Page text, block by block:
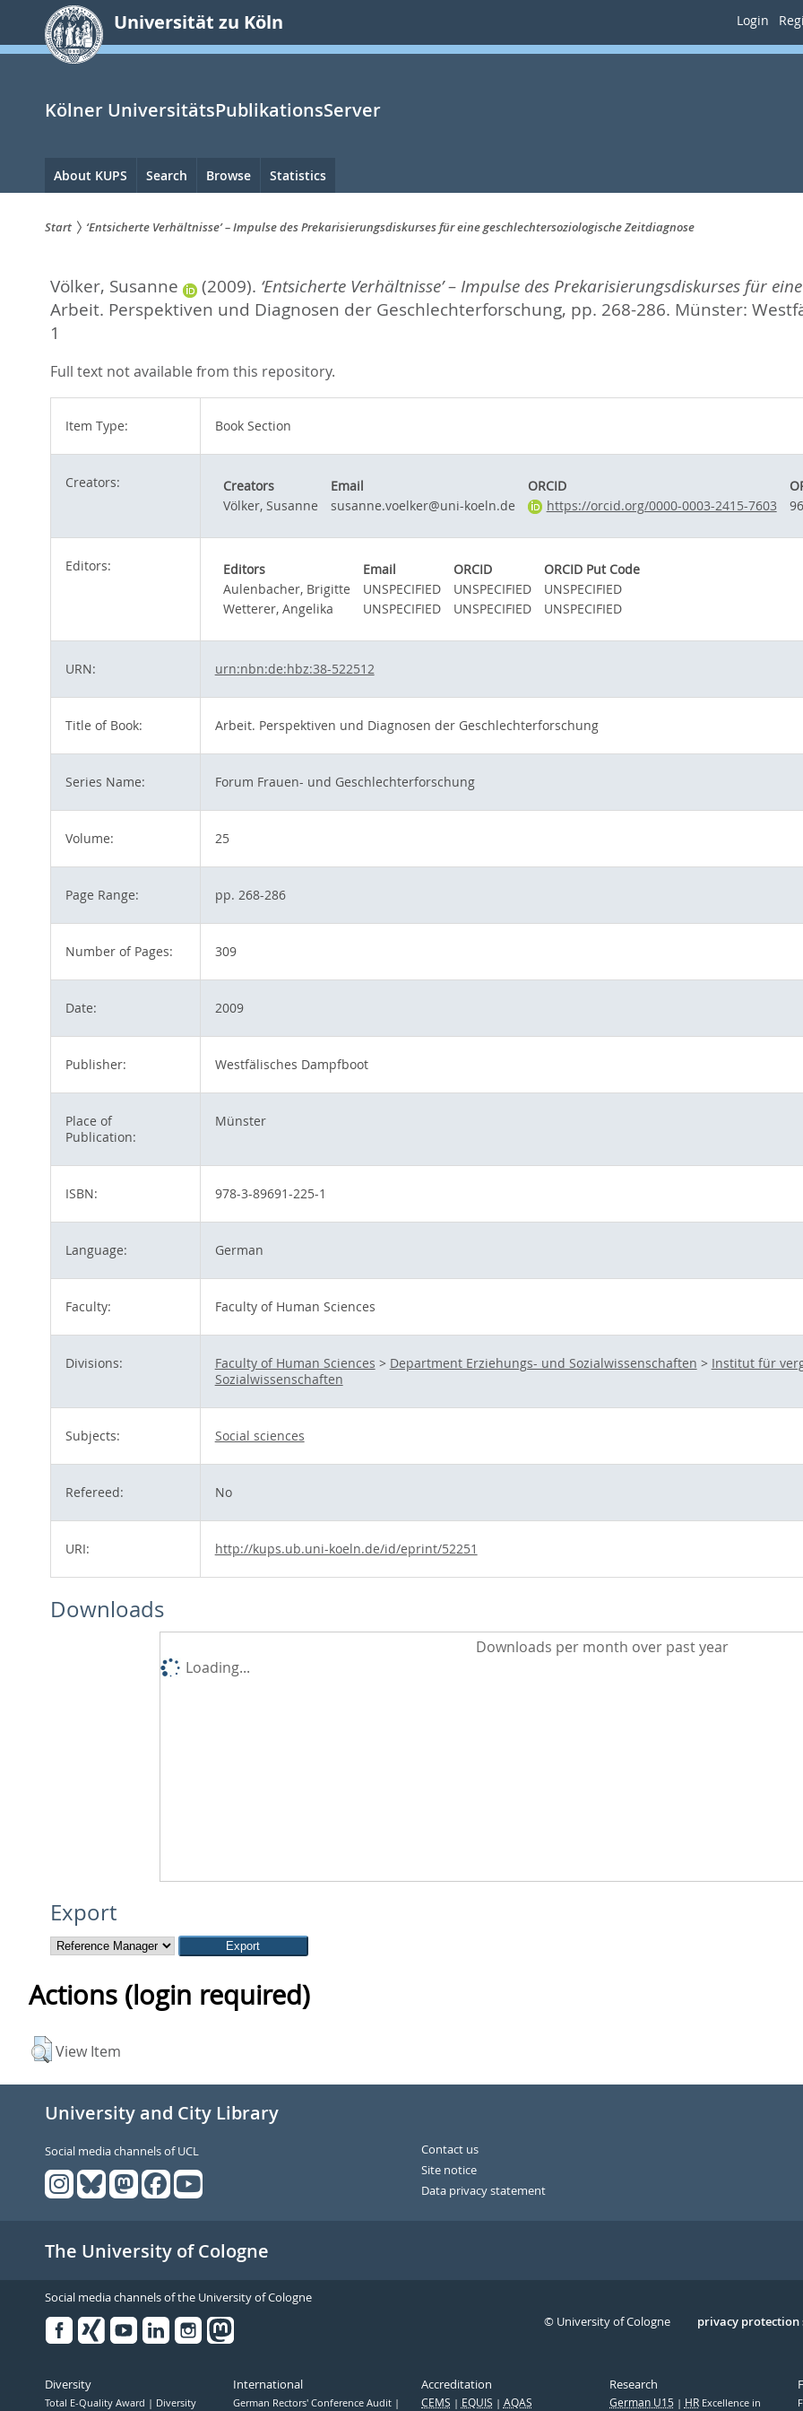
springen
Universität zu Köln Login
Kölner UniversitätsPublikationsServer
Hauptnavigation
About KUPS Search Browse Statistics
sind
hier:
Start ‘Entsicherte Verhältnisse’ – Impulse des Prekarisierungsdiskurses für eine geschlechtersoziologische Zeitdiagnose
Völker, Susanne (2009). ‘Entsicherte Verhältnisse’ – Impulse des Prekarisierungsdiskurses für
Arbeit. Perspektiven und Diagnosen der Geschlechterforschung, pp. 268-286. Münster:
1
Full text not available from this repository.
Item Type: Book Section
Creators: Creators Email ORCID
Völker, Susanne
susanne.voelker@uni-koeln.de https://orcid.org/0000-0003-2415-7603
Editors: Editors Email ORCID
ORCID Put Code
Aulenbacher, Brigitte
UNSPECIFIED UNSPECIFIED
UNSPECIFIED
Wetterer, Angelika
UNSPECIFIED UNSPECIFIED UNSPECIFIED
URN: urn:nbn:de:hbz:38-522512
Title of Book: Arbeit. Perspektiven und Diagnosen der Geschlechterforschung
Series Name: Forum Frauen- und Geschlechterforschung
Volume: 25
Page Range: pp. 268-286
Number of Pages: 309
Date: 2009
Publisher: Westfälisches Dampfboot
Place of
Publication:
Münster
ISBN: 978-3-89691-225-1
Language: German
Faculty: Faculty of Human Sciences
Divisions: Faculty of Human Sciences > Department Erziehungs- und Sozialwissenschaften > Institut für
Sozialwissenschaften
Subjects: Social sciences
Refereed: No
URI: http://kups.ub.uni-koeln.de/id/eprint/52251
Downloads
Downloads per month over past year
Loading...
Export
Actions (login required)
View Item
University and City Library
Social media channels of UCL
Contact us
Site notice
Data privacy statement
The University of Cologne
Social media channels of the University of Cologne
Serivce
privacy protection
© University of Cologne
Diversity
Total E-Quality Award Diversity
International
German Rectors' Conference Audit
Accreditation
CEMS EQUIS AQAS
Research
German U15 HRExcellence in